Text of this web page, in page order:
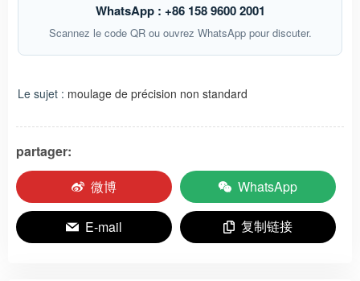
WhatsApp : +86 158 9600 2001
Scannez le code QR ou ouvrez WhatsApp pour discuter.
Le sujet : moulage de précision non standard
partager:
微博
WhatsApp
E-mail 复制链接